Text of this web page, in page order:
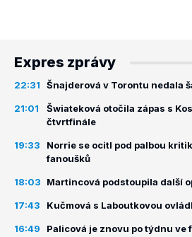
Expres zprávy
22:31 Šnajderová v Torontu nedala
21:01
Šwiateková otočila zápas s
čtvrtfinále
19:33
Norrie se ocitl pod palbou
fanoušků
18:03 Martincová podstoupila další
17:43 Kučmová s Laboutkovou
16:49 Palicová je znovu po týdnu ve